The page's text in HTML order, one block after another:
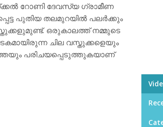
റോണി ദേവസ്യ ഗ്രാമീണ
പുതിയ തലമുറയില്‍ പലര്‍ക്കും
ഒരുകാലത്ത് നമ്മുടെ
ചില വസ്തുക്കളെയും
പരിചയപ്പെടുത്തുകയാണ്